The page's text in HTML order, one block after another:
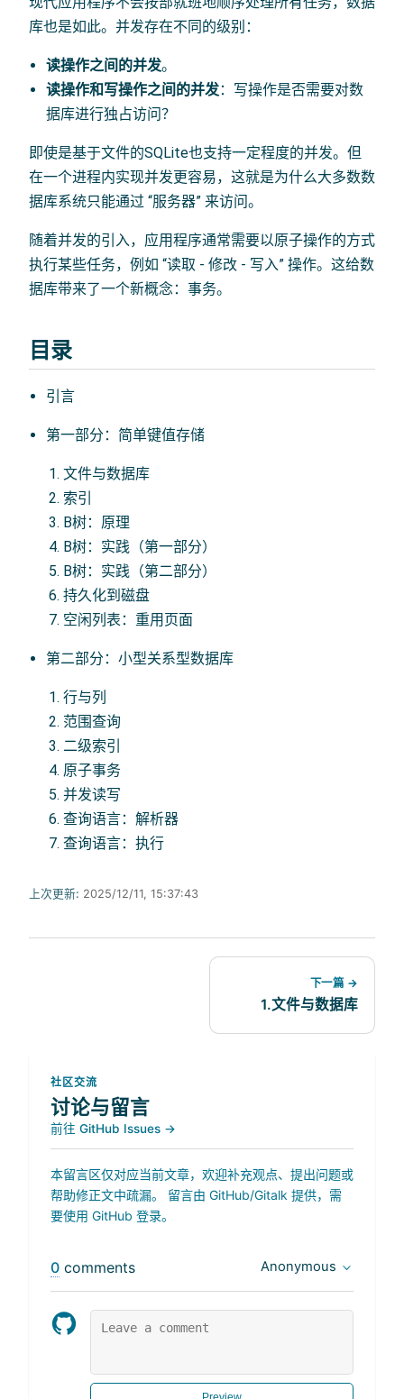
库也是如此。并发存在不同的级别：
读操作之间的并发。
读操作和写操作之间的并发：写操作是否需要对数
据库进行独占访问？
即使是基于文件的SQLite也支持一定程度的并发。但
在一个进程内实现并发更容易，这就是为什么大多数数
据库系统只能通过 “服务器” 来访问。
随着并发的引入，应用程序通常需要以原子操作的方式
执行某些任务，例如 “读取 - 修改 - 写入” 操作。这给数
据库带来了一个新概念：事务。
目录
引言
第一部分：简单键值存储
文件与数据库
索引
B树：原理
B树：实践（第一部分）
B树：实践（第二部分）
持久化到磁盘
空闲列表：重用页面
第二部分：小型关系型数据库
行与列
范围查询
二级索引
原子事务
并发读写
查询语言：解析器
查询语言：执行
上次更新: 2025/12/11, 15:37:43
下一篇 →
1.文件与数据库
社区交流
讨论与留言
前往 GitHub Issues →
本留言区仅对应当前文章，欢迎补充观点、提出问题或
帮助修正文中疏漏。 留言由 GitHub/Gitalk 提供，需
要使用 GitHub 登录。
0 comments Anonymous